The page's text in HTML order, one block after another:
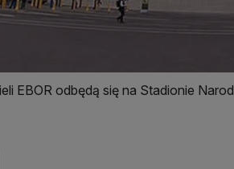
EBOR odbędą się na Stadionie